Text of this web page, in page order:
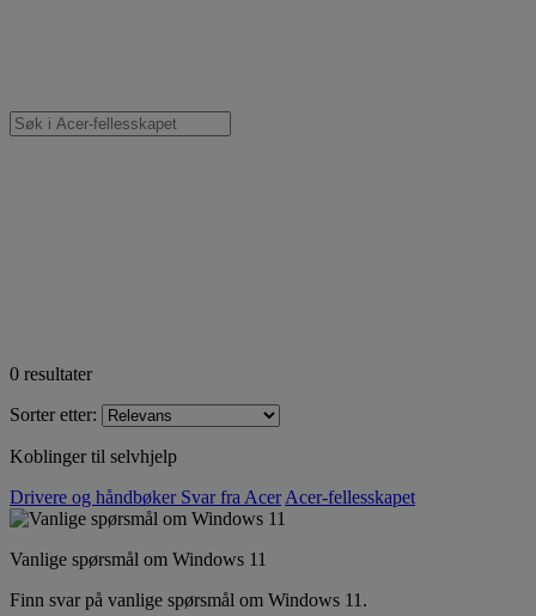
0 resultater
Sorter etter:
Koblinger til selvhjelp
Drivere og håndbøker Svar fra Acer Acer-fellesskapet
Vanlige spørsmål om Windows 11
Finn svar på vanlige spørsmål om Windows 11.